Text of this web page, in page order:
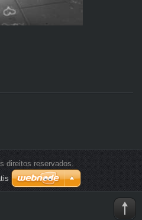
direitos reservados.